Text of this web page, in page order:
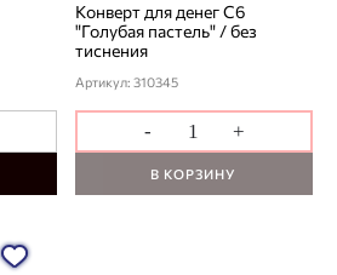
Конверт для денег С6
"Голубая пастель" / без
тиснения
Артикул: 310345
- +
В КОРЗИНУ